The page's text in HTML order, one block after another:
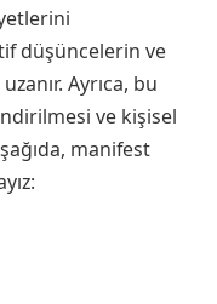
düşüncelerin ve
Ayrıca, bu
ve kişisel
manifest